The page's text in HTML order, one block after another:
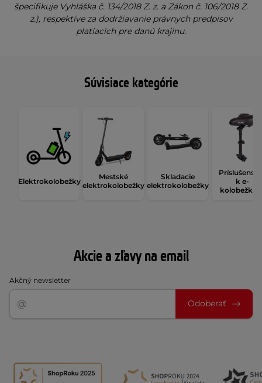
špecifikuje Vyhláška č. 134/2018 Z. z. a Zákon č. 106/2018 Z.
z.), respektíve za dodržiavanie právnych predpisov
platiacich pre danú krajinu.
Súvisiace kategórie
Elektrokolobežky
Mestské
elektrokolobežky
Skladacie
elektrokolobežky
k e-
Akcie a zľavy na email
Akčný newsletter
Odoberať